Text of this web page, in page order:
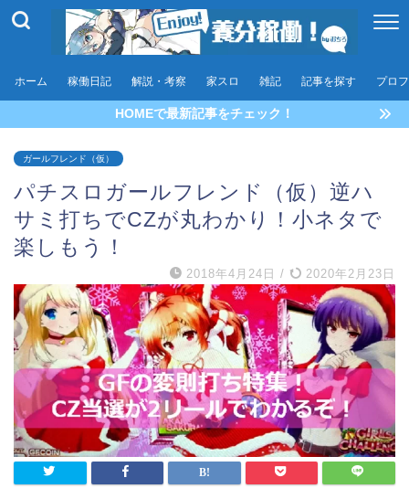
ホーム 稼働日記 解説・考察 家スロ 雑記 記事を探す プロ
HOMEで最新記事をチェック！
ガールフレンド（仮）
パチスロガールフレンド（仮）逆ハ
サミ打ちでCZが丸わかり！小ネタで
楽しもう！
2018年4月24日 / 2020年2月23日